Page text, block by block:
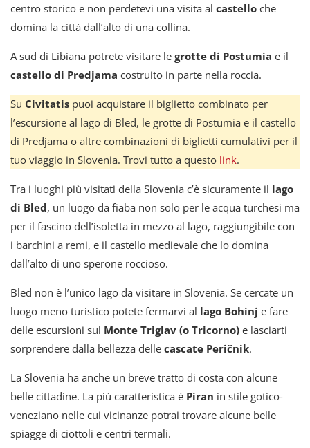
centro storico e non perdetevi una visita al castello che
domina la città dall’alto di una collina.
A sud di Libiana potrete visitare le grotte di Postumia e il
castello di Predjama costruito in parte nella roccia.
Su Civitatis puoi acquistare il biglietto combinato per
l’escursione al lago di Bled, le grotte di Postumia e il castello
di Predjama o altre combinazioni di biglietti cumulativi per il
tuo viaggio in Slovenia. Trovi tutto a questo link.
Tra i luoghi più visitati della Slovenia c’è sicuramente il lago
di Bled, un luogo da fiaba non solo per le acqua turchesi ma
per il fascino dell’isoletta in mezzo al lago, raggiungibile con
i barchini a remi, e il castello medievale che lo domina
dall’alto di uno sperone roccioso.
Bled non è l’unico lago da visitare in Slovenia. Se cercate un
luogo meno turistico potete fermarvi al lago Bohinj e fare
delle escursioni sul Monte Triglav (o Tricorno) e lasciarti
sorprendere dalla bellezza delle cascate Peričnik.
La Slovenia ha anche un breve tratto di costa con alcune
belle cittadine. La più caratteristica è Piran in stile gotico-
veneziano nelle cui vicinanze potrai trovare alcune belle
spiagge di ciottoli e centri termali.